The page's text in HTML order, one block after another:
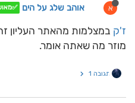
א אוהב שלג על הים
ז'ק במצלמות מהאתר העליון
מוזר מה שאתה אומר.
תגובה 1